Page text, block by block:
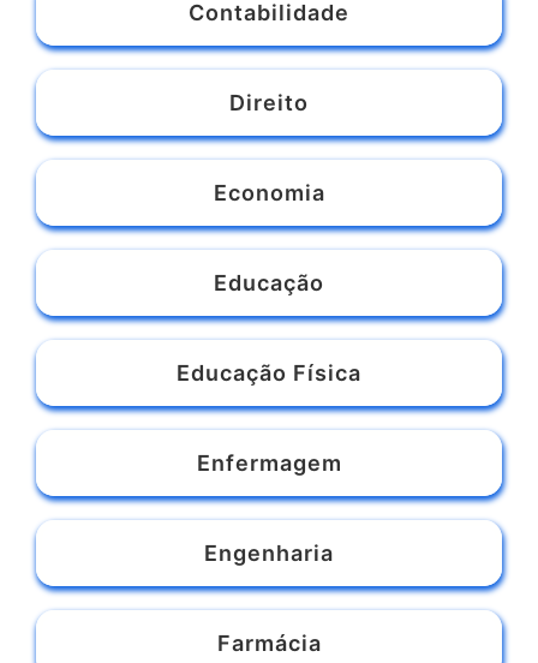
Arquitetura
Cinema
Comunicação e Marketing
Contabilidade
Direito
Economia
Educação